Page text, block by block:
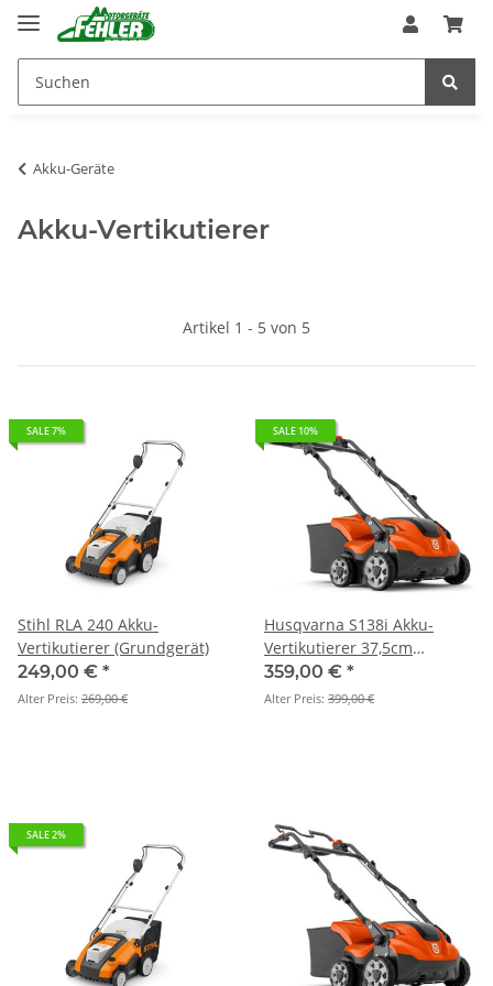
Akku-Geräte
Akku-Vertikutierer
Artikel 1 - 5 von 5
SALE 7%
Stihl RLA 240 Akku-
Vertikutierer (Grundgerät)
249,00 € *
Alter Preis: 269,00 €
SALE 10%
Husqvarna S138i Akku-
Vertikutierer 37,5cm
Schnittbreite (Grundgerät)
359,00 € *
Alter Preis: 399,00 €
SALE 2%